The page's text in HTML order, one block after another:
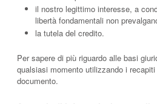
il nostro legittimo interesse, a
libertà fondamentali non
la tutela del credito.
Per sapere di più riguardo alle basi
qualsiasi momento utilizzando i
documento.